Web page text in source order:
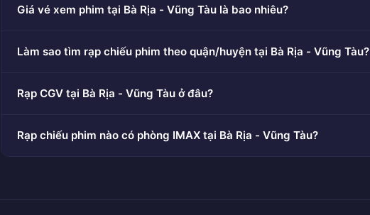
Giá vé xem phim tại Bà Rịa - Vũng Tàu là bao nhiêu?
Làm sao tìm rạp chiếu phim theo quận/huyện tại Bà Rịa - Vũng Tàu?
Rạp CGV tại Bà Rịa - Vũng Tàu ở đâu?
Rạp chiếu phim nào có phòng IMAX tại Bà Rịa - Vũng Tàu?